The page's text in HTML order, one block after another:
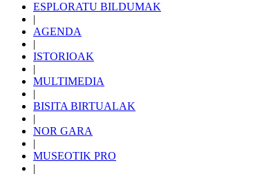
ESPLORATU BILDUMAK
|
AGENDA
|
ISTORIOAK
|
MULTIMEDIA
|
BISITA BIRTUALAK
|
NOR GARA
|
MUSEOTIK PRO
|